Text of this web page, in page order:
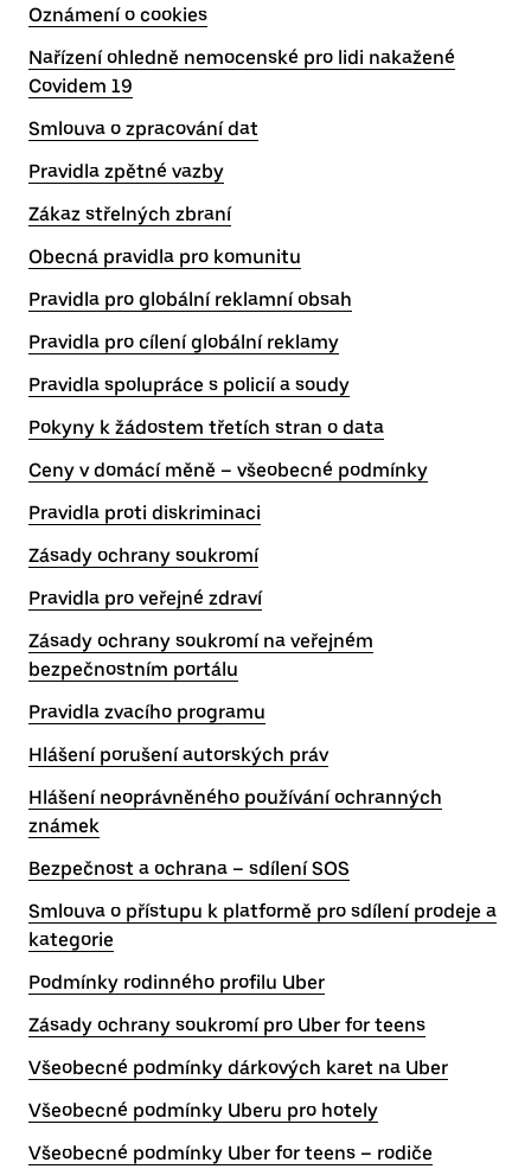
Oznámení o cookies
Nařízení ohledně nemocenské pro lidi nakažené
Covidem 19
Smlouva o zpracování dat
Pravidla zpětné vazby
Zákaz střelných zbraní
Obecná pravidla pro komunitu
Pravidla pro globální reklamní obsah
Pravidla pro cílení globální reklamy
Pravidla spolupráce s policií a soudy
Pokyny k žádostem třetích stran o data
Ceny v domácí měně – všeobecné podmínky
Pravidla proti diskriminaci
Zásady ochrany soukromí
Pravidla pro veřejné zdraví
Zásady ochrany soukromí na veřejném
bezpečnostním portálu
Pravidla zvacího programu
Hlášení porušení autorských práv
Hlášení neoprávněného používání ochranných
známek
Bezpečnost a ochrana – sdílení SOS
Smlouva o přístupu k platformě pro sdílení prodeje a
kategorie
Podmínky rodinného profilu Uber
Zásady ochrany soukromí pro Uber for teens
Všeobecné podmínky dárkových karet na Uber
Všeobecné podmínky Uberu pro hotely
Všeobecné podmínky Uber for teens – rodiče